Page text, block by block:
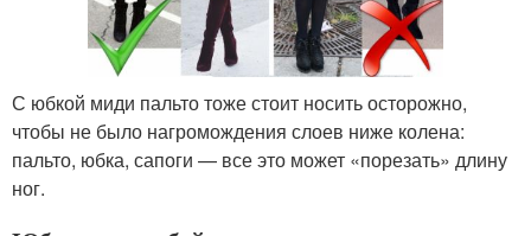
С юбкой миди пальто тоже стоит носить осторожно,
чтобы не было нагромождения слоев ниже колена:
пальто, юбка, сапоги — все это может «порезать» длину
ног.